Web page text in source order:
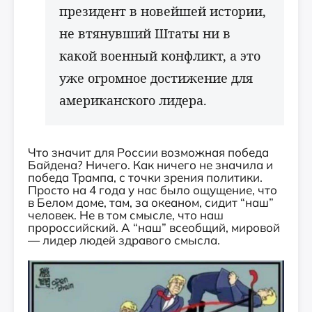
президент в новейшей истории,
не втянувший Штаты ни в
какой военный конфликт, а это
уже огромное достижение для
американского лидера.
Что значит для России возможная победа
Байдена? Ничего. Как ничего не значила и
победа Трампа, с точки зрения политики.
Просто на 4 года у нас было ощущение, что
в Белом доме, там, за океаном, сидит “наш”
человек. Не в том смысле, что наш
пророссийский. А “наш” всеобщий, мировой
— лидер людей здравого смысла.